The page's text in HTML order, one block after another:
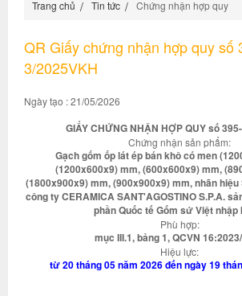
Trang chủ Tin tức Chứng nhận hợp quy
QR Giấy chứng nhận hợp quy số
3/2025VKH
Ngày tạo : 21/05/2026
GIẤY CHỨNG NHẬN HỢP QUY số
Chứng nhận sản phẩm:
Gạch gốm ốp lát ép bán khô có men
(1200x600x9) mm, (600x600x9) mm,
(1800x900x9) mm, (900x900x9) mm, nhãn hiệu
công ty CERAMICA SANT'AGOSTINO S.P.A.
phần Quốc tế Gốm sứ Việt nhập
Phù hợp:
mục III.1, bảng 1, QCVN
Hiệu lực:
từ 20 tháng 05 năm 2026 đến ngày 19